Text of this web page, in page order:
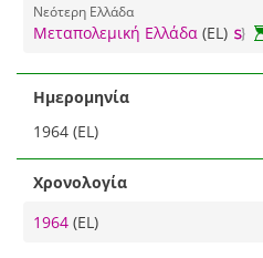
Νεότερη Ελλάδα
Μεταπολεμική Ελλάδα (EL)
Ημερομηνία
1964 (EL)
Χρονολογία
1964 (EL)